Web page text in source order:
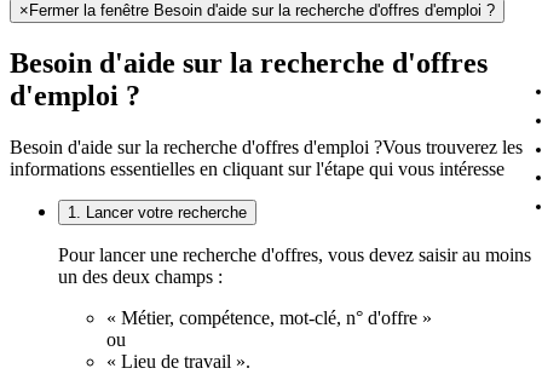
× Fermer la fenêtre Besoin d'aide sur la recherche d'offres d'emploi ?
Besoin d'aide sur la recherche d'offres
d'emploi ?
Besoin d'aide sur la recherche d'offres d'emploi ?Vous trouverez les
informations essentielles en cliquant sur l'étape qui vous intéresse
1. Lancer votre recherche
Pour lancer une recherche d'offres, vous devez saisir au moins
un des deux champs :
« Métier, compétence, mot-clé, n° d'offre »
ou
« Lieu de travail ».